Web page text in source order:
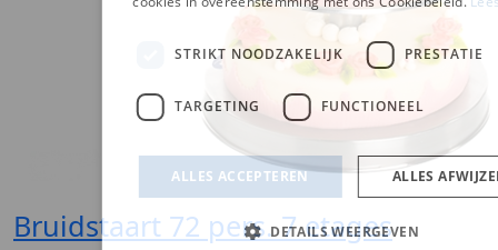
Bruidstaart 72 pers. 7 etages